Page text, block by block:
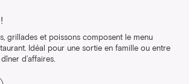
grillades et poissons composent le menu
Idéal pour une sortie en famille ou entre
d’affaires.